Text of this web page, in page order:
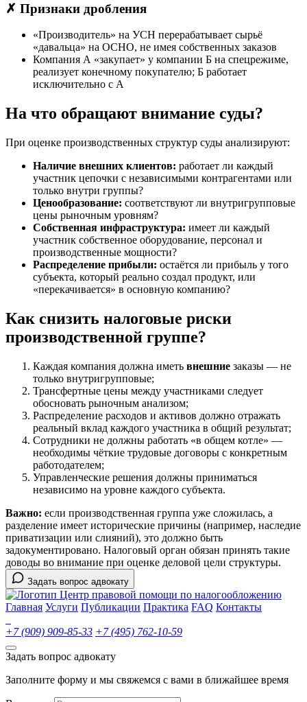
✗ Признаки дробления
«Производитель» на УСН перерабатывает сырьё
«давальца» на ОСНО, не имея собственных заказов
Компания А «закупает» у компании Б на спецрежиме,
реализует конечному покупателю; Б работает
исключительно с А
На что обращают внимание суды?
При оценке производственных структур суды анализируют:
Наличие внешних клиентов: работает ли каждый
участник цепочки с независимыми контрагентами или
только внутри группы?
Ценообразование: соответствуют ли внутригрупповые
цены рыночным уровням?
Собственная инфраструктура: имеет ли каждый
участник собственное оборудование, персонал и
производственные мощности?
Распределение прибыли: остаётся ли прибыль у того
субъекта, который реально создал продукт, или
«перекачивается» в основную компанию?
Как снизить налоговые риски
производственной группе?
Каждая компания должна иметь внешние заказы — не
только внутригрупповые;
Трансфертные цены между участниками следует
обосновать рыночным анализом;
Распределение расходов и активов должно отражать
реальный вклад каждого участника в общий результат;
Сотрудники не должны работать «в общем котле» —
необходимы чёткие трудовые договоры с конкретным
работодателем;
Управленческие решения должны приниматься
независимо на уровне каждого субъекта.
Важно: если производственная группа уже сложилась, а
разделение имеет исторические причины (например, наследие
приватизации или слияний), это должно быть
задокументировано. Налоговый орган обязан принять такие
доводы во внимание при оценке деловой цели структуры.
Задать вопрос адвокату
Центр правовой помощи по налогообложению
Главная Услуги Публикации Практика FAQ Контакты
+7 (909) 909-85-33 +7 (495) 762-10-59
Задать вопрос адвокату
Заполните форму и мы свяжемся с вами в ближайшее время